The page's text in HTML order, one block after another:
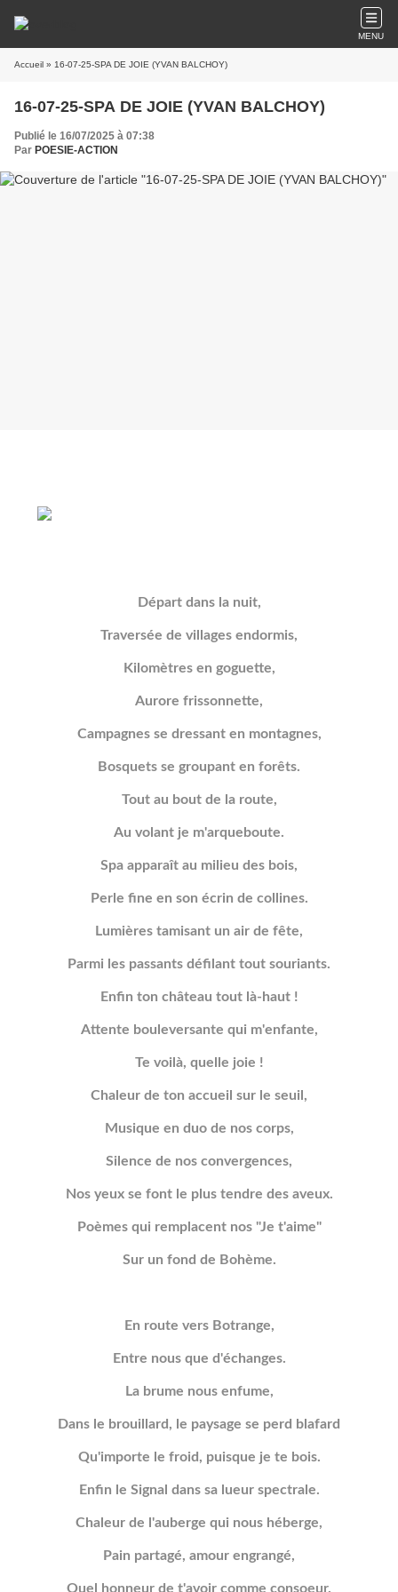
MENU
Accueil » 16-07-25-SPA DE JOIE (YVAN BALCHOY)
16-07-25-SPA DE JOIE (YVAN BALCHOY)
Publié le 16/07/2025 à 07:38
Par POESIE-ACTION
Départ dans la nuit,
Traversée de villages endormis,
Kilomètres en goguette,
Aurore frissonnette,
Campagnes se dressant en montagnes,
Bosquets se groupant en forêts.
Tout au bout de la route,
Au volant je m'arqueboute.
Spa apparaît au milieu des bois,
Perle fine en son écrin de collines.
Lumières tamisant un air de fête,
Parmi les passants défilant tout souriants.
Enfin ton château tout là-haut !
Attente bouleversante qui m'enfante,
Te voilà, quelle joie !
Chaleur de ton accueil sur le seuil,
Musique en duo de nos corps,
Silence de nos convergences,
Nos yeux se font le plus tendre des aveux.
Poèmes qui remplacent nos "Je t'aime"
Sur un fond de Bohème.
En route vers Botrange,
Entre nous que d'échanges.
La brume nous enfume,
Dans le brouillard, le paysage se perd blafard
Qu'importe le froid, puisque je te bois.
Enfin le Signal dans sa lueur spectrale.
Chaleur de l'auberge qui nous héberge,
Pain partagé, amour engrangé,
Quel honneur de t'avoir comme consoeur.